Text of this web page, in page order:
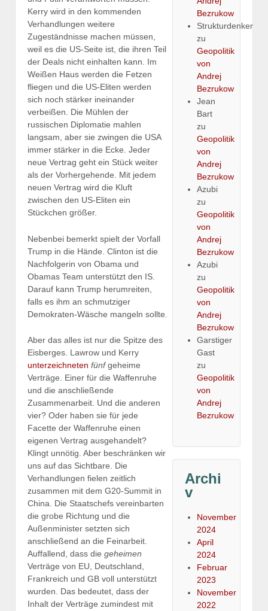
Kerry wird in den kommenden
Verhandlungen weitere
Zugeständnisse machen müssen,
weil es die US-Seite ist, die ihren Teil
der Deals nicht einhalten kann. Im
Weißen Haus werden die Fetzen
fliegen und die US-Eliten werden
sich noch stärker ineinander
verbeißen. Die Mühlen der
russischen Diplomatie mahlen
langsam, aber sie zwingen die USA
immer stärker in die Ecke. Jeder
neue Vertrag geht ein Stück weiter
als der Vorhergehende. Mit jedem
neuen Vertrag wird die Kluft
zwischen den US-Eliten ein
Stückchen größer.
Nebenbei bemerkt spielt der Vorfall
Trump in die Hände. Clinton ist die
Nachfolgerin von Obama und
Obamas Team unterstützt den IS.
Darauf kann Trump herumreiten,
falls es ihm an schmutziger
Demokraten-Wäsche mangeln sollte.
Aber das alles ist nur die Spitze des
Eisberges. Lawrow und Kerry
unterzeichneten fünfgeheime
Verträge. Einer für die Waffenruhe
und die anschließende
Zusammenarbeit. Und die anderen
vier? Oder haben sie für jede
Facette der Waffenruhe einen
eigenen Vertrag ausgehandelt?
Klingt unnötig. Aber beschränken wir
uns auf das Sichtbare. Die
Verhandlungen fielen zeitlich
zusammen mit dem G20-Summit in
China. Die Staatschefs vereinbarten
die grobe Richtung und die
Außenminister setzten sich
anschließend an die Feinarbeit.
Auffallend, dass die geheimen
Verträge von EU, Deutschland,
Frankreich und GB voll unterstützt
wurden. Das bedeutet, dass der
Inhalt der Verträge zumindest mit
Bezrukow
Strukturdenker
zu
Geopolitik
von
Andrej
Bezrukow
Jean
Bart
zu
Geopolitik
von
Andrej
Bezrukow
Azubi
zu
Geopolitik
von
Andrej
Bezrukow
Azubi
zu
Geopolitik
von
Andrej
Bezrukow
Garstiger
Gast
zu
Geopolitik
von
Andrej
Bezrukow
Archi
v
November
2024
April
2024
Februar
2023
November
2022